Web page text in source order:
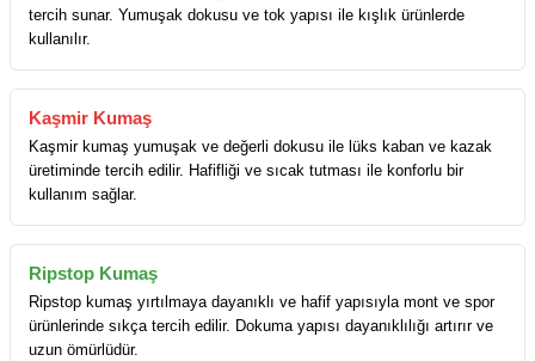
tercih sunar. Yumuşak dokusu ve tok yapısı ile kışlık ürünlerde
kullanılır.
Kaşmir Kumaş
Kaşmir kumaş yumuşak ve değerli dokusu ile lüks kaban ve kazak
üretiminde tercih edilir. Hafifliği ve sıcak tutması ile konforlu bir
kullanım sağlar.
Ripstop Kumaş
Ripstop kumaş yırtılmaya dayanıklı ve hafif yapısıyla mont ve spor
ürünlerinde sıkça tercih edilir. Dokuma yapısı dayanıklılığı artırır ve
uzun ömürlüdür.